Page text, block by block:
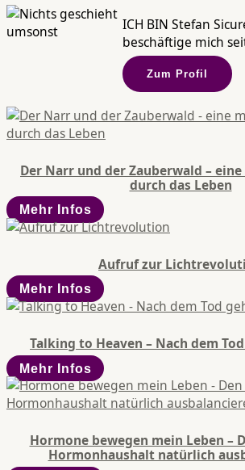
ICH BIN Stefan
beschäftige mich
Zum Profil
Der Narr und der Zauberwald –
durch das Leben
Mehr Infos
Aufruf zur
Mehr Infos
Talking to Heaven – Nach dem
Mehr Infos
Hormone bewegen mein Leben –
Hormonhaushalt natürlich